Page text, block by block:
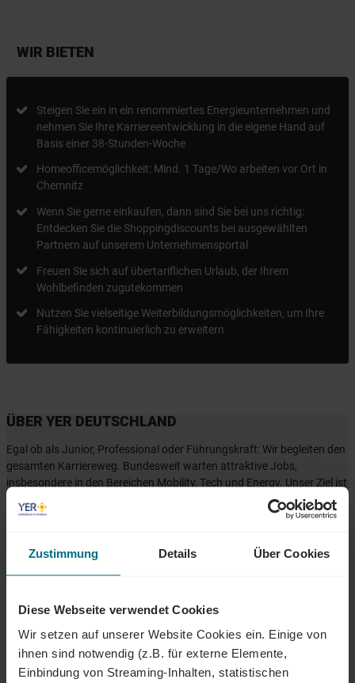
Zustimmung Details Über Cookies
Diese Webseite verwendet Cookies
Wir setzen auf unserer Website Cookies ein. Einige von
ihnen sind notwendig (z.B. für externe Elemente,
Einbindung von Streaming-Inhalten, statistischen
WIR BIETEN
Steigen Sie ein in ein renommiertes Energieunternehmen und
nehmen Sie Ihre Karriereentwicklung in die eigene Hand auf
Basis einer 38-Stunden-Woche
Homeofficemöglichkeit: Mind. 1 Tage/Wo arbeiten vor Ort in
Chemnitz
Wenn Sie gerne einkaufen, dann sind Sie bei uns richtig:
Entdecken Sie die Shoppingdiscounts bei ausgewählten
Partnern auf unserem Unternehmensportal
Freuen Sie sich auf übertariflichen Urlaub, der Ihrem
Wohlbefinden zugutekommen
Nutzen Sie vielseitige Weiterbildungsmöglichkeiten, um Ihre
Fähigkeiten kontinuierlich zu erweitern
ÜBER YER DEUTSCHLAND
Egal ob als Junior, Professional oder Führungskraft: Wir begleiten den
gesamten Karriereweg. Bundesweit warten attraktive Jobs,
insbesondere in den Bereichen Mobility, Tech und Energy. Unser Ziel ist
es dabei stets, das Perfect Match zwischen Talenten und
Unternehmen zu finden. Als Teil der YER Group wächst unser Angebot
Perspektiven über Ländergrenzen hinweg. Ob im Einsatz bei einem
INTERESSIERT?
Dann freuen wir uns über eine aussagekräftige Bewerbung inkl.
Gehaltsvorstellung und frühestem Eintrittstermin über unser
Onlineportal.